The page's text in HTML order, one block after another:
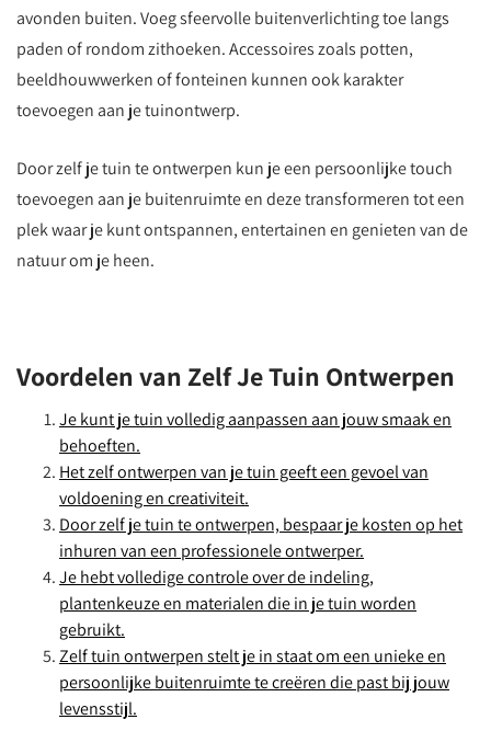
avonden buiten. Voeg sfeervolle buitenverlichting toe langs
paden of rondom zithoeken. Accessoires zoals potten,
beeldhouwwerken of fonteinen kunnen ook karakter
toevoegen aan je tuinontwerp.
Door zelf je tuin te ontwerpen kun je een persoonlijke touch
toevoegen aan je buitenruimte en deze transformeren tot een
plek waar je kunt ontspannen, entertainen en genieten van de
natuur om je heen.
Voordelen van Zelf Je Tuin Ontwerpen
Je kunt je tuin volledig aanpassen aan jouw smaak en
behoeften.
Het zelf ontwerpen van je tuin geeft een gevoel van
voldoening en creativiteit.
Door zelf je tuin te ontwerpen, bespaar je kosten op het
inhuren van een professionele ontwerper.
Je hebt volledige controle over de indeling,
plantenkeuze en materialen die in je tuin worden
gebruikt.
Zelf tuin ontwerpen stelt je in staat om een unieke en
persoonlijke buitenruimte te creëren die past bij jouw
levensstijl.